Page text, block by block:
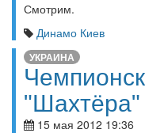
Смотрим.
Динамо Киев
УКРАИНА
"Шахтёра"
15 мая 2012 19:36